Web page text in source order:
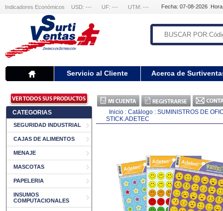
Indicadores Económicos USD: --- UF: --- UTM: --- Fecha: 07-08-2026
Servicio al Cliente Acerca de
CATEGORIAS
SEGURIDAD INDUSTRIAL
CAJAS DE ALIMENTOS
MENAJE
MASCOTAS
PAPELERIA
INSUMOS
COMPUTACIONALES
Inicio : Catálogo : SUMINISTROS DE
STICK.ADETEC